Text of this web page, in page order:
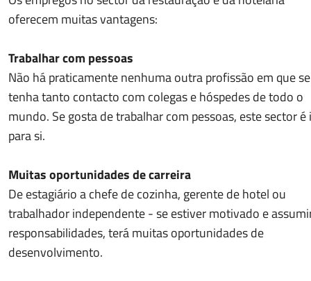
oferecem muitas vantagens:
Trabalhar com pessoas
Não há praticamente nenhuma outra profissão em que se
tenha tanto contacto com colegas e hóspedes de todo o
mundo. Se gosta de trabalhar com pessoas, este sector é
para si.
Muitas oportunidades de carreira
De estagiário a chefe de cozinha, gerente de hotel ou
trabalhador independente - se estiver motivado e
responsabilidades, terá muitas oportunidades de
desenvolvimento.